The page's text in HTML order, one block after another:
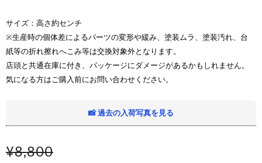
サイズ：高さ約センチ
※生産時の個体差によるパーツの変形や緩み、塗装ムラ、塗装汚れ、台
紙等の折れ擦れへこみ等は交換対象外となります。
店頭と共通在庫に付き、パッケージにダメージがあるかもしれません。
気になる方はご購入前にお問い合わせください。
📸 過去の入荷写真を見る
¥8,800